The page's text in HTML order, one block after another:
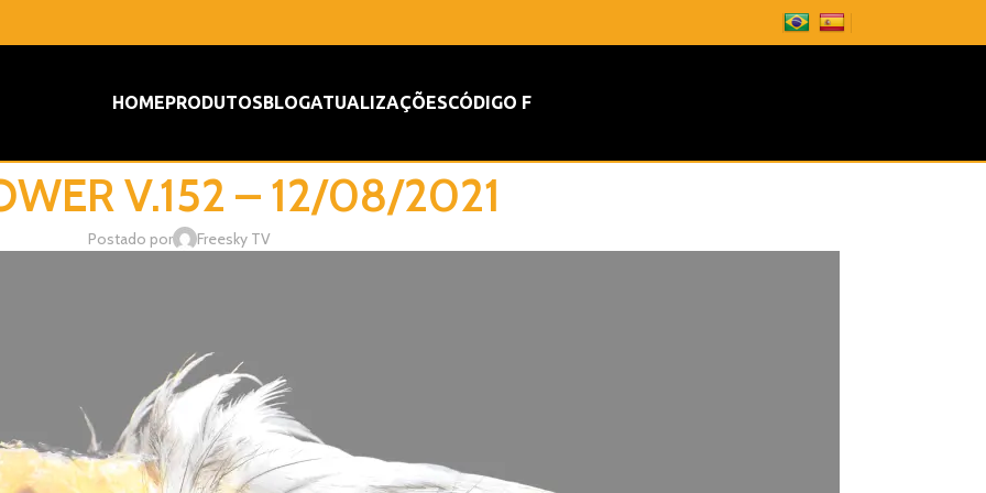
HOMEPRODUTOSBLOGATUALIZAÇÕESCÓDIGO F
V.152 – 12/08/2021
Postado por Freesky TV